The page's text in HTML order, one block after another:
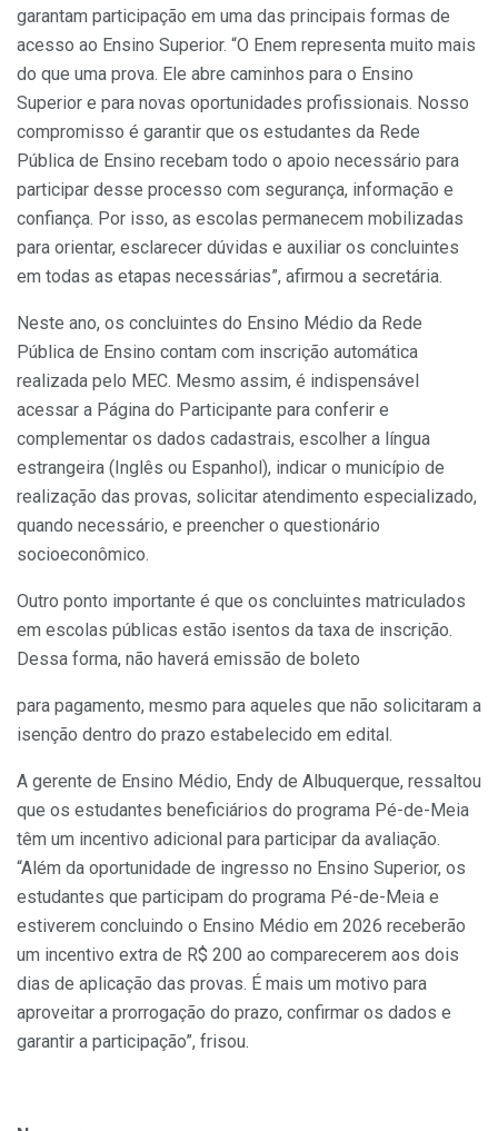
garantam participação em uma das principais formas de
acesso ao Ensino Superior. “O Enem representa muito mais
do que uma prova. Ele abre caminhos para o Ensino
Superior e para novas oportunidades profissionais. Nosso
compromisso é garantir que os estudantes da Rede
Pública de Ensino recebam todo o apoio necessário para
participar desse processo com segurança, informação e
confiança. Por isso, as escolas permanecem mobilizadas
para orientar, esclarecer dúvidas e auxiliar os concluintes
em todas as etapas necessárias”, afirmou a secretária.
Neste ano, os concluintes do Ensino Médio da Rede
Pública de Ensino contam com inscrição automática
realizada pelo MEC. Mesmo assim, é indispensável
acessar a Página do Participante para conferir e
complementar os dados cadastrais, escolher a língua
estrangeira (Inglês ou Espanhol), indicar o município de
realização das provas, solicitar atendimento especializado,
quando necessário, e preencher o questionário
socioeconômico.
Outro ponto importante é que os concluintes matriculados
em escolas públicas estão isentos da taxa de inscrição.
Dessa forma, não haverá emissão de boleto
para pagamento, mesmo para aqueles que não solicitaram a
isenção dentro do prazo estabelecido em edital.
A gerente de Ensino Médio, Endy de Albuquerque, ressaltou
que os estudantes beneficiários do programa Pé-de-Meia
têm um incentivo adicional para participar da avaliação.
“Além da oportunidade de ingresso no Ensino Superior, os
estudantes que participam do programa Pé-de-Meia e
estiverem concluindo o Ensino Médio em 2026 receberão
um incentivo extra de R$ 200 ao comparecerem aos dois
dias de aplicação das provas. É mais um motivo para
aproveitar a prorrogação do prazo, confirmar os dados e
garantir a participação”, frisou.